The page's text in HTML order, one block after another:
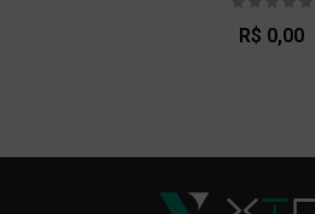
R$ 0,00